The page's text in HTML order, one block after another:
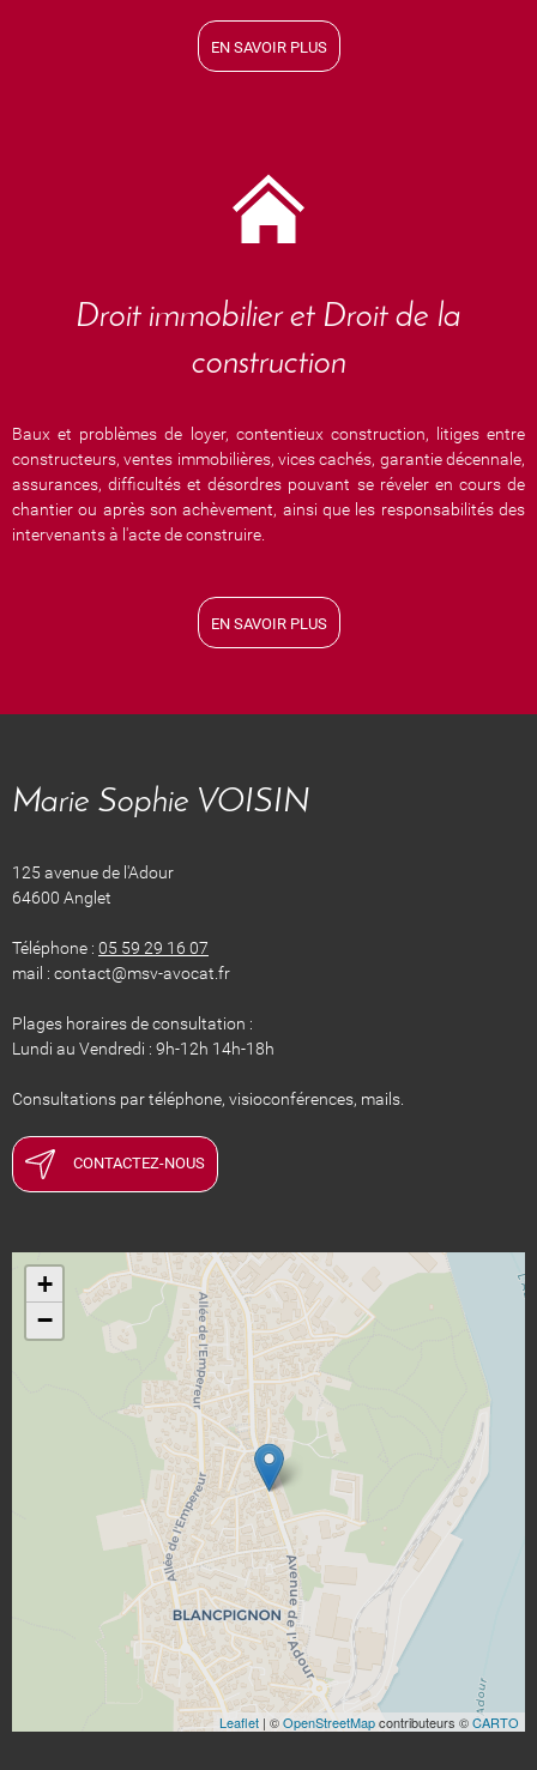
EN SAVOIR PLUS
Droit immobilier et Droit de la
construction
Baux et problèmes de loyer, contentieux construction, litiges entre
constructeurs, ventes immobilières, vices cachés, garantie décennale,
assurances, difficultés et désordres pouvant se réveler en cours de
chantier ou après son achèvement, ainsi que les responsabilités des
intervenants à l'acte de construire.
EN SAVOIR PLUS
Marie Sophie VOISIN
125 avenue de l'Adour
64600 Anglet
Téléphone : 05 59 29 16 07
mail : contact@msv-avocat.fr
Plages horaires de consultation :
Lundi au Vendredi : 9h-12h 14h-18h
Consultations par téléphone, visioconférences, mails.
CONTACTEZ-NOUS
+
−
Leaflet | ©OpenStreetMapcontributeurs ©CARTO